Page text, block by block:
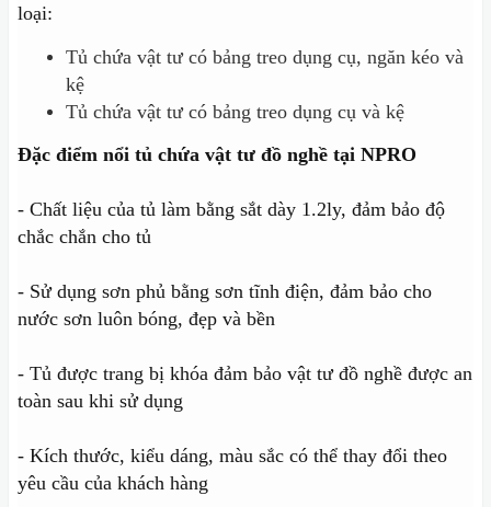
loại:
Tủ chứa vật tư có bảng treo dụng cụ, ngăn kéo và
kệ
Tủ chứa vật tư có bảng treo dụng cụ và kệ
Đặc điểm nổi tủ chứa vật tư đồ nghề tại NPRO
- Chất liệu của tủ làm bằng sắt dày 1.2ly, đảm bảo độ
chắc chắn cho tủ
- Sử dụng sơn phủ bằng sơn tĩnh điện, đảm bảo cho
nước sơn luôn bóng, đẹp và bền
- Tủ được trang bị khóa đảm bảo vật tư đồ nghề được an
toàn sau khi sử dụng
- Kích thước, kiểu dáng, màu sắc có thể thay đổi theo
yêu cầu của khách hàng